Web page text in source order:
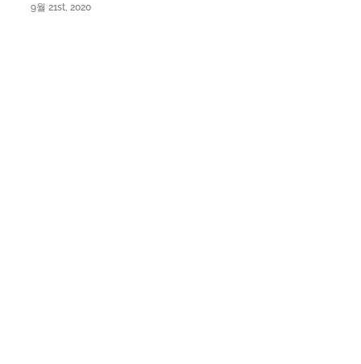
9월 21st, 2020